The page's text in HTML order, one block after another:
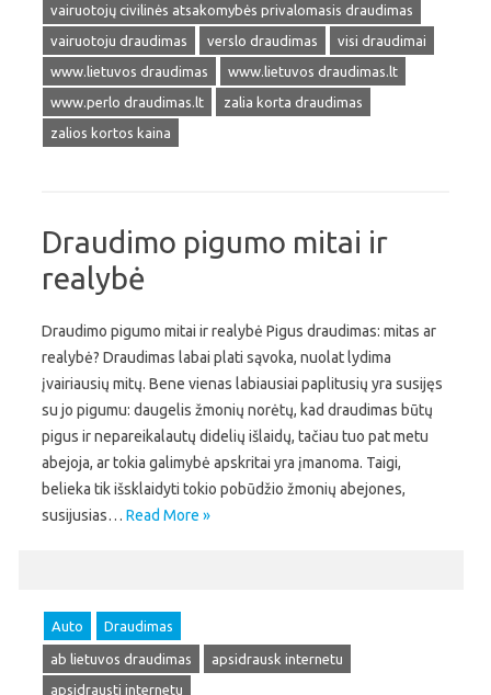
vairuotojų civilinės atsakomybės privalomasis draudimas
vairuotoju draudimas
verslo draudimas
visi draudimai
www.lietuvos draudimas
www.lietuvos draudimas.lt
www.perlo draudimas.lt
zalia korta draudimas
zalios kortos kaina
Draudimo pigumo mitai ir
realybė
Draudimo pigumo mitai ir realybė Pigus draudimas: mitas ar
realybė? Draudimas labai plati sąvoka, nuolat lydima
įvairiausių mitų. Bene vienas labiausiai paplitusių yra susijęs
su jo pigumu: daugelis žmonių norėtų, kad draudimas būtų
pigus ir nepareikalautų didelių išlaidų, tačiau tuo pat metu
abejoja, ar tokia galimybė apskritai yra įmanoma. Taigi,
belieka tik išsklaidyti tokio pobūdžio žmonių abejones,
susijusias… Read More »
Auto Draudimas
ab lietuvos draudimas
apsidrausk internetu
apsidrausti internetu